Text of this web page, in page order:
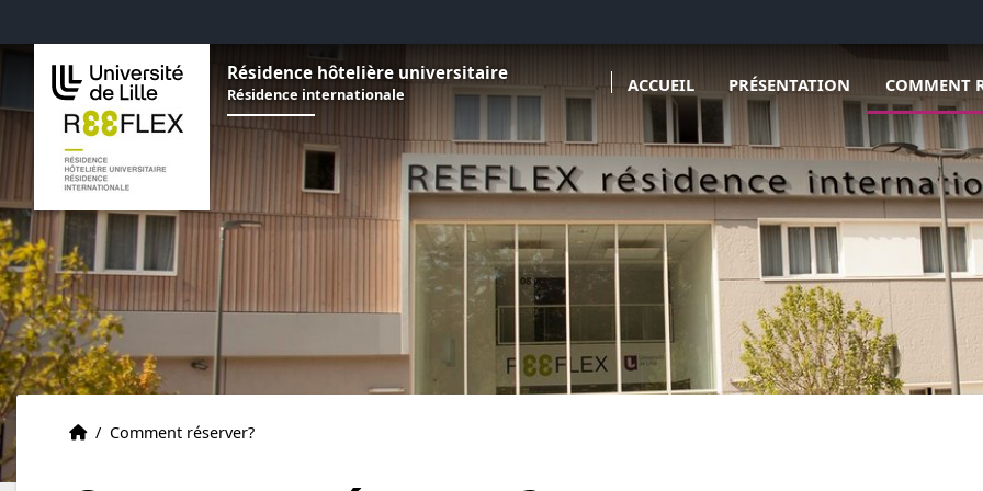
Résidence hôtelière universitaire
Résidence internationale ACCUEIL PRÉSENTATION COMMENT
Ouvrir le
Accueil
Accueil
/ Comment réserver?